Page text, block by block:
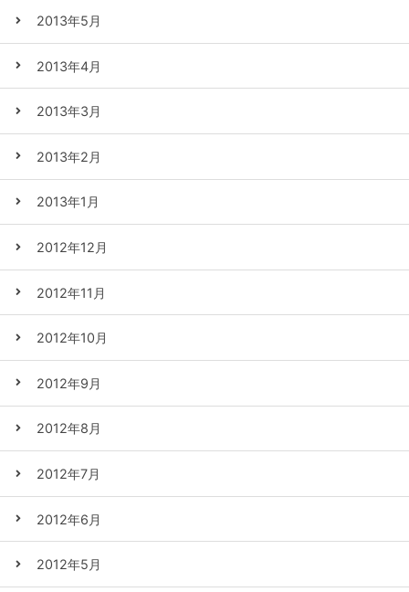
2013年5月
2013年4月
2013年3月
2013年2月
2013年1月
2012年12月
2012年11月
2012年10月
2012年9月
2012年8月
2012年7月
2012年6月
2012年5月